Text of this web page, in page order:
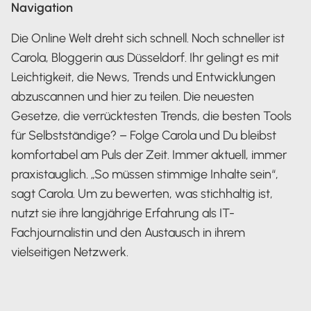
Navigation
Die Online Welt dreht sich schnell. Noch schneller ist
Carola, Bloggerin aus Düsseldorf. Ihr gelingt es mit
Leichtigkeit, die News, Trends und Entwicklungen
abzuscannen und hier zu teilen. Die neuesten
Gesetze, die verrücktesten Trends, die besten Tools
für Selbstständige? – Folge Carola und Du bleibst
komfortabel am Puls der Zeit. Immer aktuell, immer
praxistauglich. „So müssen stimmige Inhalte sein“,
sagt Carola. Um zu bewerten, was stichhaltig ist,
nutzt sie ihre langjährige Erfahrung als IT-
Fachjournalistin und den Austausch in ihrem
vielseitigen Netzwerk.